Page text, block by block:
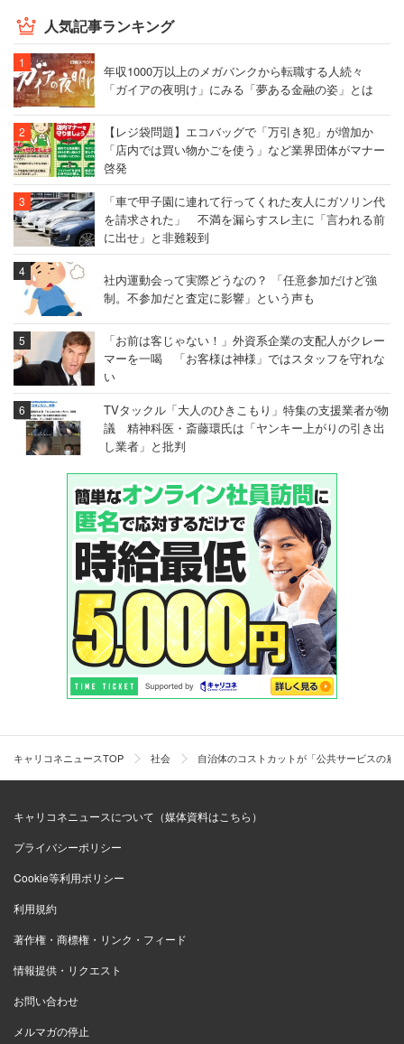
人気記事ランキング
年収1000万以上のメガバンクから転職する人続々
「ガイアの夜明け」にみる「夢ある金融の姿」とは
【レジ袋問題】エコバッグで「万引き犯」が増加か
「店内では買い物かごを使う」など業界団体がマナー
啓発
「車で甲子園に連れて行ってくれた友人にガソリン代
を請求された」 不満を漏らすスレ主に「言われる前
に出せ」と非難殺到
社内運動会って実際どうなの？ 「任意参加だけど強
制。不参加だと査定に影響」という声も
「お前は客じゃない！」外資系企業の支配人がクレー
マーを一喝 「お客様は神様」ではスタッフを守れな
い
TVタックル「大人のひきこもり」特集の支援業者が物
議 精神科医・斎藤環氏は「ヤンキー上がりの引き出
し業者」と批判
キャリコネニュースTOP 社会 自治体のコストカットが「公共サービスの
キャリコネニュースについて（媒体資料はこちら）
プライバシーポリシー
Cookie等利用ポリシー
利用規約
著作権・商標権・リンク・フィード
情報提供・リクエスト
お問い合わせ
メルマガの停止